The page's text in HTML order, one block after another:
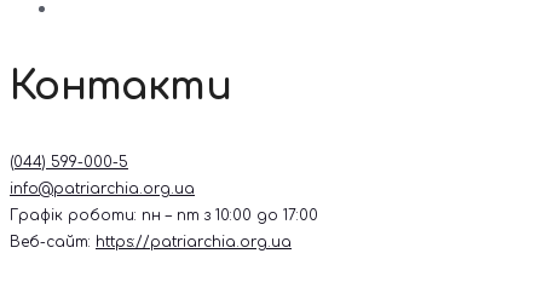
Контакти
(044) 599-000-5
info@patriarchia.org.ua
Графік роботи: пн – пт з 10:00 до 17:00
Веб-сайт: https://patriarchia.org.ua